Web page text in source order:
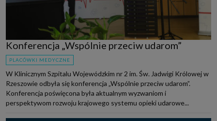
Konferencja „Wspólnie przeciw udarom”
PLACÓWKI MEDYCZNE
W Klinicznym Szpitalu Wojewódzkim nr 2 im. Św. Jadwigi Królowej w
Rzeszowie odbyła się konferencja „Wspólnie przeciw udarom”.
Konferencja poświęcona była aktualnym wyzwaniom i
perspektywom rozwoju krajowego systemu opieki udarowe...